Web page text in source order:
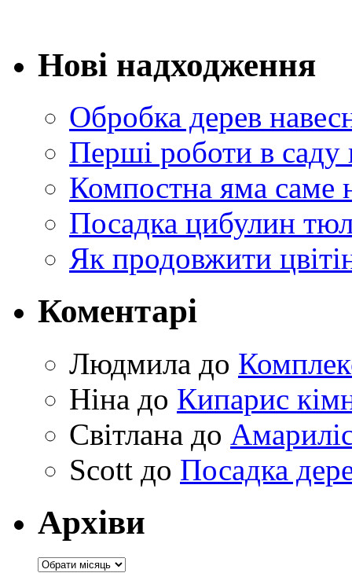
Нові надходження
Обробка дерев
Перші роботи в саду
Компостна яма саме
Посадка цибулин
Як продовжити
Коментарі
Людмила до
Ніна до Кипарис
Світлана до
Scott до Посадка
Архіви
Архіви